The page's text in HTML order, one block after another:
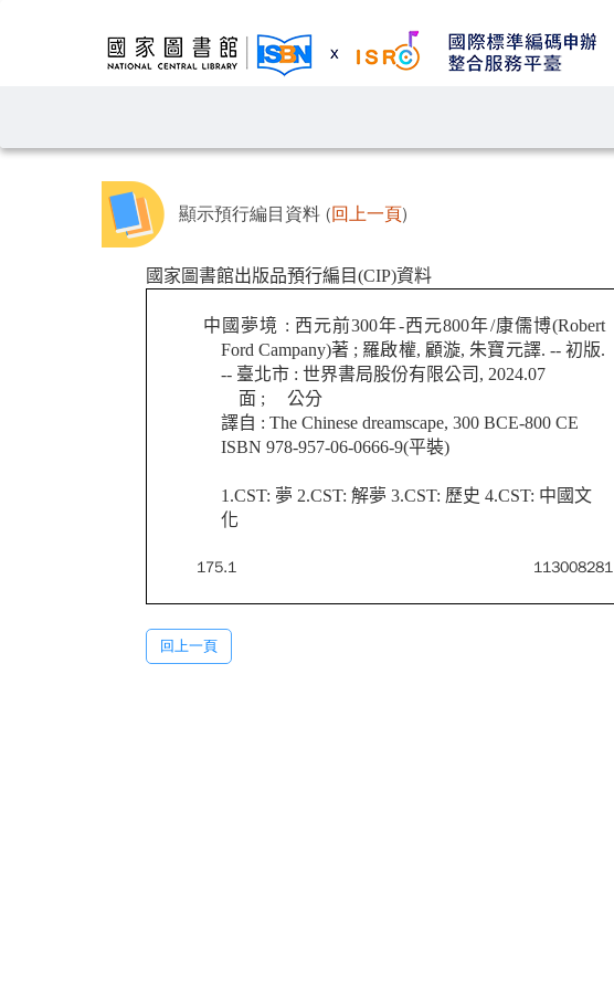
顯示預行編目資料 (回上一頁)
國家圖書館出版品預行編目(CIP)資料
中國夢境 : 西元前300年-西元800年/康儒博(Robert
Ford Campany)著 ; 羅啟權, 顧漩, 朱寶元譯. -- 初版.
-- 臺北市 : 世界書局股份有限公司, 2024.07
面 ; 公分
譯自 : The Chinese dreamscape, 300 BCE-800 CE
ISBN 978-957-06-0666-9(平裝)
1.CST: 夢 2.CST: 解夢 3.CST: 歷史 4.CST: 中國文
化
175.1 113008281
回上一頁